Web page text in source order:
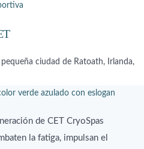
ciudad de Ratoath, Irlanda,
de CET CryoSpas
la fatiga, impulsan el